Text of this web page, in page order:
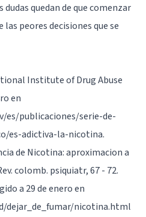
quedan de que comenzar
peores decisiones que se
Institute of Drug Abuse
en
es/publicaciones/serie-de-
es-adictiva-la-nicotina.
de Nicotina: aproximacion a
colomb. psiquiatr, 67 - 72.
a 29 de enero en
dejar_de_fumar/nicotina.html